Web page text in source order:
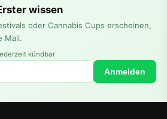
wissen
oder Cannabis Cups erscheinen,
Mail.
kündbar
Anmelden